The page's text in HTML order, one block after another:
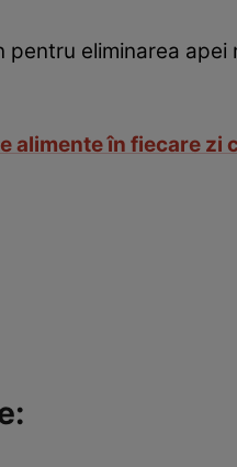
eliminarea
alimente în fiecare zi